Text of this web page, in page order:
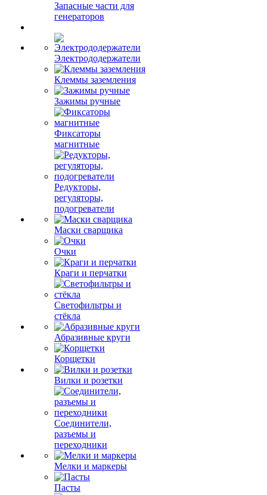
Запасные части для
генераторов
Электрододержатели
Клеммы заземления
Зажимы ручные
Фиксаторы
магнитные
Редукторы,
регуляторы,
подогреватели
Маски сварщика
Очки
Краги и перчатки
Светофильтры и
стёкла
Абразивные круги
Корщетки
Вилки и розетки
Соединители,
разъемы и
переходники
Мелки и маркеры
Пасты